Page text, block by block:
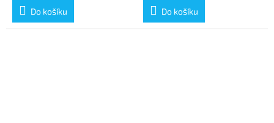
Do košíku
Do košíku